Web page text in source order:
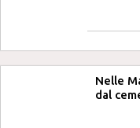
Nelle
dal